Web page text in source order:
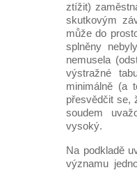
ztížit)
skutkovým
může do
splněny
nemusela
výstražné
minimálně (a
přesvědčit se,
soudem
vysoký.
Na podkladě
významu